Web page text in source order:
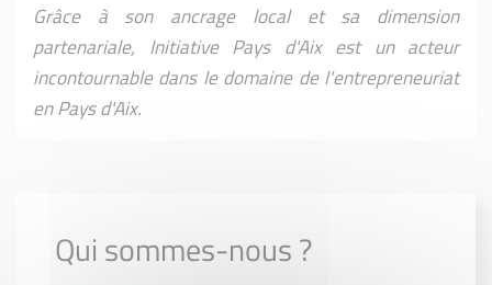
Grâce à son ancrage local et sa dimension
partenariale, Initiative Pays d'Aixest un acteur
incontournable dans le domaine de l'entrepreneuriat
en Pays d'Aix.
Qui sommes-nous ?